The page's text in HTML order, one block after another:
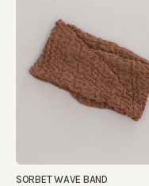
SORBET WAVE BAND